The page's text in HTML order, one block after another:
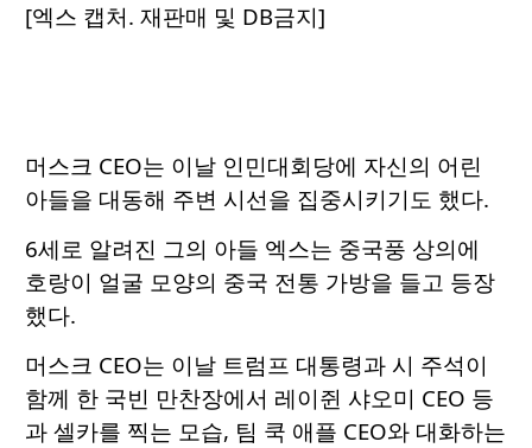
[엑스 캡처. 재판매 및 DB금지]
머스크 CEO는 이날 인민대회당에 자신의 어린
아들을 대동해 주변 시선을 집중시키기도 했다.
6세로 알려진 그의 아들 엑스는 중국풍 상의에
호랑이 얼굴 모양의 중국 전통 가방을 들고 등장
했다.
머스크 CEO는 이날 트럼프 대통령과 시 주석이
함께 한 국빈 만찬장에서 레이쥔 샤오미 CEO 등
과 셀카를 찍는 모습, 팀 쿡 애플 CEO와 대화하는